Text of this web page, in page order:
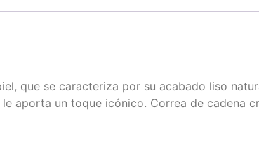
que se caracteriza por su acabado liso
aporta un toque icónico. Correa de cadena